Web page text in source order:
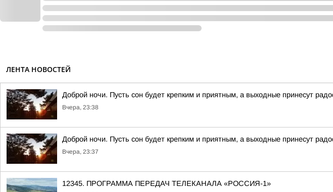
ЛЕНТА НОВОСТЕЙ
Доброй ночи. Пусть сон будет крепким и приятным, а выходные принесут
Вчера, 23:38
Доброй ночи. Пусть сон будет крепким и приятным, а выходные принесут
Вчера, 23:37
12345. ПРОГРАММА ПЕРЕДАЧ ТЕЛЕКАНАЛА «РОССИЯ-1»